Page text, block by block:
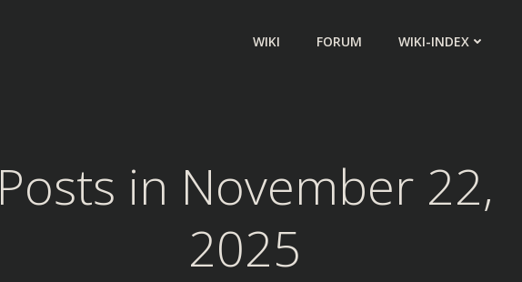
WIKI FORUM WIKI-INDEX
Posts in November 22,
2025